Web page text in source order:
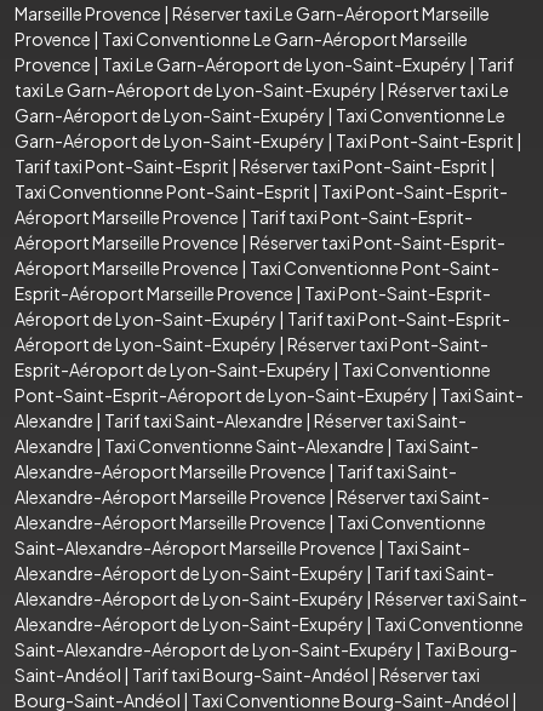
Marseille Provence | Réserver taxi Le Garn-Aéroport Marseille
Provence | Taxi Conventionne Le Garn-Aéroport Marseille
Provence | Taxi Le Garn-Aéroport de Lyon-Saint-Exupéry | Tarif
taxi Le Garn-Aéroport de Lyon-Saint-Exupéry | Réserver taxi Le
Garn-Aéroport de Lyon-Saint-Exupéry | Taxi Conventionne Le
Garn-Aéroport de Lyon-Saint-Exupéry | Taxi Pont-Saint-Esprit |
Tarif taxi Pont-Saint-Esprit | Réserver taxi Pont-Saint-Esprit |
Taxi Conventionne Pont-Saint-Esprit | Taxi Pont-Saint-Esprit-
Aéroport Marseille Provence | Tarif taxi Pont-Saint-Esprit-
Aéroport Marseille Provence | Réserver taxi Pont-Saint-Esprit-
Aéroport Marseille Provence | Taxi Conventionne Pont-Saint-
Esprit-Aéroport Marseille Provence | Taxi Pont-Saint-Esprit-
Aéroport de Lyon-Saint-Exupéry | Tarif taxi Pont-Saint-Esprit-
Aéroport de Lyon-Saint-Exupéry | Réserver taxi Pont-Saint-
Esprit-Aéroport de Lyon-Saint-Exupéry | Taxi Conventionne
Pont-Saint-Esprit-Aéroport de Lyon-Saint-Exupéry | Taxi Saint-
Alexandre | Tarif taxi Saint-Alexandre | Réserver taxi Saint-
Alexandre | Taxi Conventionne Saint-Alexandre | Taxi Saint-
Alexandre-Aéroport Marseille Provence | Tarif taxi Saint-
Alexandre-Aéroport Marseille Provence | Réserver taxi Saint-
Alexandre-Aéroport Marseille Provence | Taxi Conventionne
Saint-Alexandre-Aéroport Marseille Provence | Taxi Saint-
Alexandre-Aéroport de Lyon-Saint-Exupéry | Tarif taxi Saint-
Alexandre-Aéroport de Lyon-Saint-Exupéry | Réserver taxi Saint-
Alexandre-Aéroport de Lyon-Saint-Exupéry | Taxi Conventionne
Saint-Alexandre-Aéroport de Lyon-Saint-Exupéry | Taxi Bourg-
Saint-Andéol | Tarif taxi Bourg-Saint-Andéol | Réserver taxi
Bourg-Saint-Andéol | Taxi Conventionne Bourg-Saint-Andéol |